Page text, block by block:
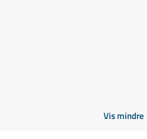
Vis mindre